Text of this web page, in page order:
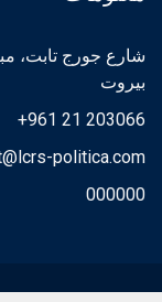
شارع جورج تابت،
بيروت
+961 21 203066
politica.com
000000